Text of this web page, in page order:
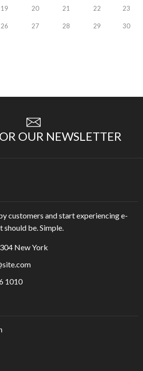
19 20 21 22 23
26 27 28 29 30
OUR NEWSLETTER
customers and start experiencing e-
be. Simple.
New York
1010